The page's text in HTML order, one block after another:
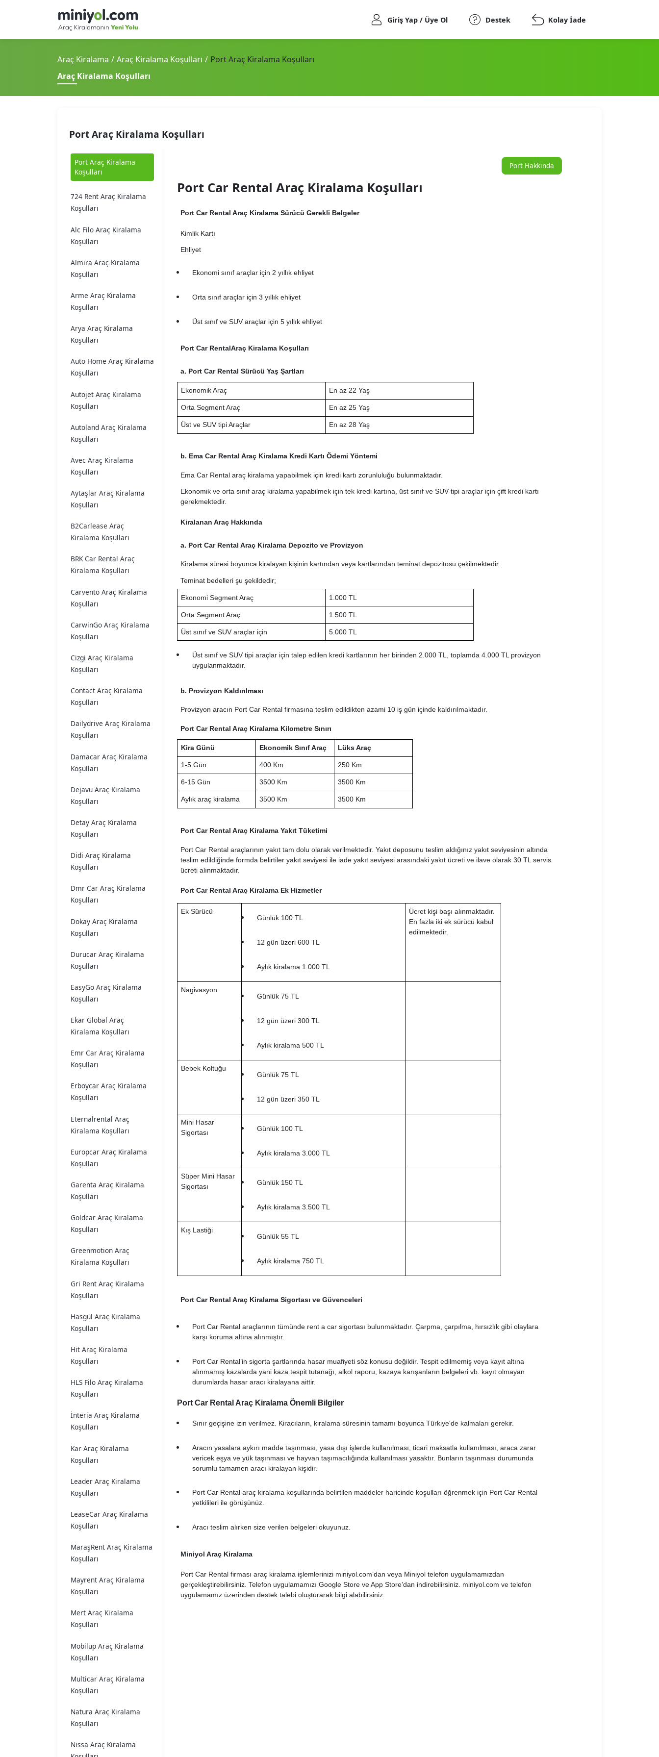
Giriş Yap / Üye Ol Destek Kolay İade
Araç Kiralama Araç Kiralama Koşulları
Port Araç Kiralama Koşulları
Araç Kiralama Koşulları
Port Araç Kiralama Koşulları
Port Araç Kiralama
Koşulları
724 Rent Araç Kiralama
Koşulları
Alc Filo Araç Kiralama
Koşulları
Almira Araç Kiralama
Koşulları
Arme Araç Kiralama
Koşulları
Arya Araç Kiralama
Koşulları
Auto Home Araç Kiralama
Koşulları
Autojet Araç Kiralama
Koşulları
Autoland Araç Kiralama
Koşulları
Avec Araç Kiralama
Koşulları
Aytaşlar Araç Kiralama
Koşulları
B2Carlease Araç
Kiralama Koşulları
BRK Car Rental Araç
Kiralama Koşulları
Carvento Araç Kiralama
Koşulları
CarwinGo Araç Kiralama
Koşulları
Cizgi Araç Kiralama
Koşulları
Contact Araç Kiralama
Koşulları
Dailydrive Araç Kiralama
Koşulları
Damacar Araç Kiralama
Koşulları
Dejavu Araç Kiralama
Koşulları
Detay Araç Kiralama
Koşulları
Didi Araç Kiralama
Koşulları
Dmr Car Araç Kiralama
Koşulları
Dokay Araç Kiralama
Koşulları
Durucar Araç Kiralama
Koşulları
EasyGo Araç Kiralama
Koşulları
Ekar Global Araç
Kiralama Koşulları
Emr Car Araç Kiralama
Koşulları
Erboycar Araç Kiralama
Koşulları
Eternalrental Araç
Kiralama Koşulları
Europcar Araç Kiralama
Koşulları
Garenta Araç Kiralama
Koşulları
Goldcar Araç Kiralama
Koşulları
Greenmotion Araç
Kiralama Koşulları
Gri Rent Araç Kiralama
Koşulları
Hasgül Araç Kiralama
Koşulları
Hit Araç Kiralama
Koşulları
HLS Filo Araç Kiralama
Koşulları
İnteria Araç Kiralama
Koşulları
Kar Araç Kiralama
Koşulları
Leader Araç Kiralama
Koşulları
LeaseCar Araç Kiralama
Koşulları
MaraşRent Araç Kiralama
Koşulları
Mayrent Araç Kiralama
Koşulları
Mert Araç Kiralama
Koşulları
Mobilup Araç Kiralama
Koşulları
Multicar Araç Kiralama
Koşulları
Natura Araç Kiralama
Koşulları
Nissa Araç Kiralama
Port Hakkında
Port Car Rental Araç Kiralama Koşulları
Port Car Rental Araç Kiralama Sürücü Gerekli Belgeler
Kimlik Kartı
Ehliyet
Ekonomi sınıf araçlar için 2 yıllık ehliyet
Orta sınıf araçlar için 3 yıllık ehliyet
Üst sınıf ve SUV araçlar için 5 yıllık ehliyet
Port Car RentalAraç Kiralama Koşulları
a. Port Car Rental Sürücü Yaş Şartları
Ekonomik Araç En az 22 Yaş
Orta Segment Araç En az 25 Yaş
Üst ve SUV tipi Araçlar En az 28 Yaş
b. Ema Car Rental Araç Kiralama Kredi Kartı Ödemi Yöntemi
Ema Car Rental araç kiralama yapabilmek için kredi kartı zorunluluğu bulunmaktadır.
Ekonomik ve orta sınıf araç kiralama yapabilmek için tek kredi kartına, üst sınıf ve SUV tipi araçlar için çift kredi kartı
gerekmektedir.
Kiralanan Araç Hakkında
a. Port Car Rental Araç Kiralama Depozito ve Provizyon
Kiralama süresi boyunca kiralayan kişinin kartından veya kartlarından teminat depozitosu çekilmektedir.
Teminat bedelleri şu şekildedir;
Ekonomi Segment Araç 1.000 TL
Orta Segment Araç 1.500 TL
Üst sınıf ve SUV araçlar için 5.000 TL
Üst sınıf ve SUV tipi araçlar için talep edilen kredi kartlarının her birinden 2.000 TL, toplamda 4.000 TL provizyon
uygulanmaktadır.
b. Provizyon Kaldırılması
Provizyon aracın Port Car Rental firmasına teslim edildikten azami 10 iş gün içinde kaldırılmaktadır.
Port Car Rental Araç Kiralama Kilometre Sınırı
Kira Günü Ekonomik Sınıf Araç Lüks Araç
1-5 Gün 400 Km 250 Km
6-15 Gün 3500 Km 3500 Km
Aylık araç kiralama 3500 Km 3500 Km
Port Car Rental Araç Kiralama Yakıt Tüketimi
Port Car Rental araçlarının yakıt tam dolu olarak verilmektedir. Yakıt deposunu teslim aldığınız yakıt seviyesinin altında
teslim edildiğinde formda belirtiler yakıt seviyesi ile iade yakıt seviyesi arasındaki yakıt ücreti ve ilave olarak 30 TL servis
ücreti alınmaktadır.
Port Car Rental Araç Kiralama Ek Hizmetler
Ek Sürücü
Günlük 100 TL
12 gün üzeri 600 TL
Aylık kiralama 1.000 TL
Ücret kişi başı alınmaktadır.
En fazla iki ek sürücü kabul
edilmektedir.
Nagivasyon
Günlük 75 TL
12 gün üzeri 300 TL
Aylık kiralama 500 TL
Bebek Koltuğu
Günlük 75 TL
12 gün üzeri 350 TL
Mini Hasar
Sigortası
Günlük 100 TL
Aylık kiralama 3.000 TL
Süper Mini Hasar
Sigortası
Günlük 150 TL
Aylık kiralama 3.500 TL
Kış Lastiği
Günlük 55 TL
Aylık kiralama 750 TL
Port Car Rental Araç Kiralama Sigortası ve Güvenceleri
Port Car Rental araçlarının tümünde rent a car sigortası bulunmaktadır. Çarpma, çarpılma, hırsızlık gibi olaylara
karşı koruma altına alınmıştır.
Port Car Rental’in sigorta şartlarında hasar muafiyeti söz konusu değildir. Tespit edilmemiş veya kayıt altına
alınmamış kazalarda yani kaza tespit tutanağı, alkol raporu, kazaya karışanların belgeleri vb. kayıt olmayan
durumlarda hasar aracı kiralayana aittir.
Port Car Rental Araç Kiralama Önemli Bilgiler
Sınır geçişine izin verilmez. Kiracıların, kiralama süresinin tamamı boyunca Türkiye'de kalmaları gerekir.
Aracın yasalara aykırı madde taşınması, yasa dışı işlerde kullanılması, ticari maksatla kullanılması, araca zarar
vericek eşya ve yük taşınması ve hayvan taşımacılığında kullanılması yasaktır. Bunların taşınması durumunda
sorumlu tamamen aracı kiralayan kişidir.
Port Car Rental araç kiralama koşullarında belirtilen maddeler haricinde koşulları öğrenmek için Port Car Rental
yetkilileri ile görüşünüz.
Aracı teslim alırken size verilen belgeleri okuyunuz.
Miniyol Araç Kiralama
Port Car Rental firması araç kiralama işlemlerinizi miniyol.com’dan veya Miniyol telefon uygulamamızdan
gerçekleştirebilirsiniz. Telefon uygulamamızı Google Store ve App Store’dan indirebilirsiniz. miniyol.com ve telefon
uygulamamız üzerinden destek talebi oluşturarak bilgi alabilirsiniz.